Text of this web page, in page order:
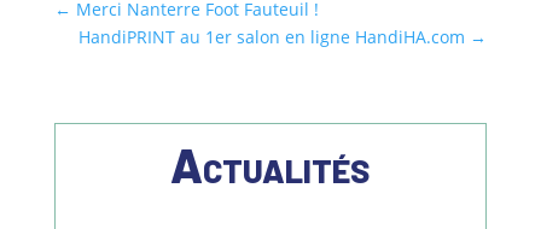
← Merci Nanterre Foot Fauteuil !
HandiPRINT au 1er salon en ligne HandiHA.com →
Actualités